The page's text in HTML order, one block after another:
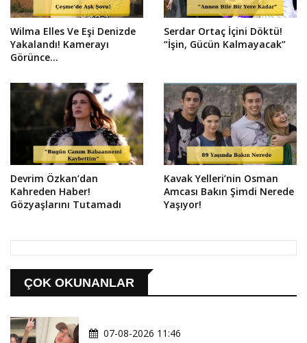
Wilma Elles Ve Eşi Denizde
Yakalandı! Kamerayı
Görünce...
Serdar Ortaç İçini Döktü!
“İşin, Gücün Kalmayacak”
Devrim Özkan’dan
Kahreden Haber!
Gözyaşlarını Tutamadı
Kavak Yelleri’nin Osman
Amcası Bakın Şimdi Nerede
Yaşıyor!
ÇOK OKUNANLAR
07-08-2026 11:46